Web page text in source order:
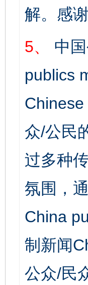
解。感
5、
中
publics
众/公民
过多种
氛围，
China
制新闻
公众/民